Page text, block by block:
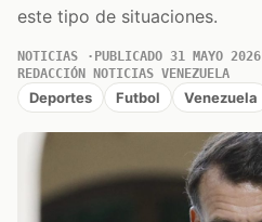
este tipo de situaciones.
NOTICIAS PUBLICADO 31 MAYO 2026
REDACCIÓN NOTICIAS VENEZUELA
Deportes Futbol Venezuela